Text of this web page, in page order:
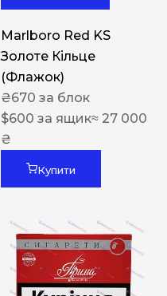
Marlboro Red KS
Золоте Кільце
(Флажок)
₴670 за блок
$600 за ящик≈ 27 000
₴
Купити